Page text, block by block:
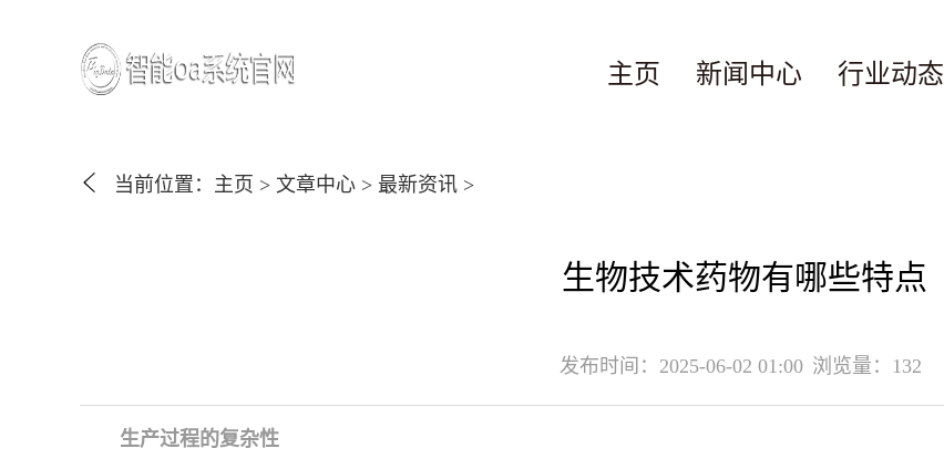
主页 新闻中心 行业动态
当前位置： 主页 > 文章中心 > 最新资讯 >
生物技术药物有哪些特点
发布时间：2025-06-02 01:00 浏览量：132
生产过程的复杂性